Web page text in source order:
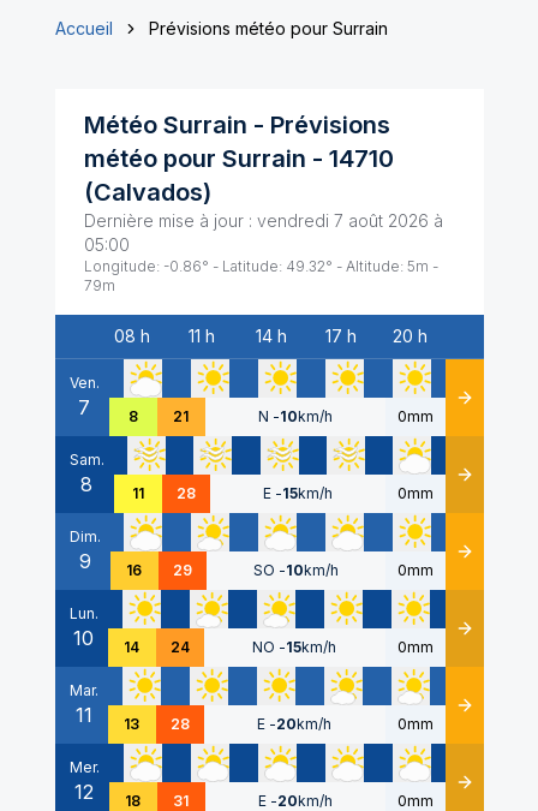
Accueil Prévisions météo pour Surrain
Météo Surrain - Prévisions
météo pour Surrain - 14710
(Calvados)
Dernière mise à jour : vendredi 7 août 2026 à
05:00
Longitude: -0.86° - Latitude: 49.32° - Altitude: 5m -
79m
Date
08 h 11 h 14 h 17 h 20 h
Ven.
7 8 21 N -10km/h 0mm Détails
Sam.
8 11 28 E -15km/h 0mm Détails
Dim.
9 16 29 SO -10km/h 0mm Détails
Lun.
10 14 24 NO -15km/h 0mm Détails
Mar.
11 13 28 E -20km/h 0mm Détails
Mer.
12 18 31 E -20km/h 0mm Détails